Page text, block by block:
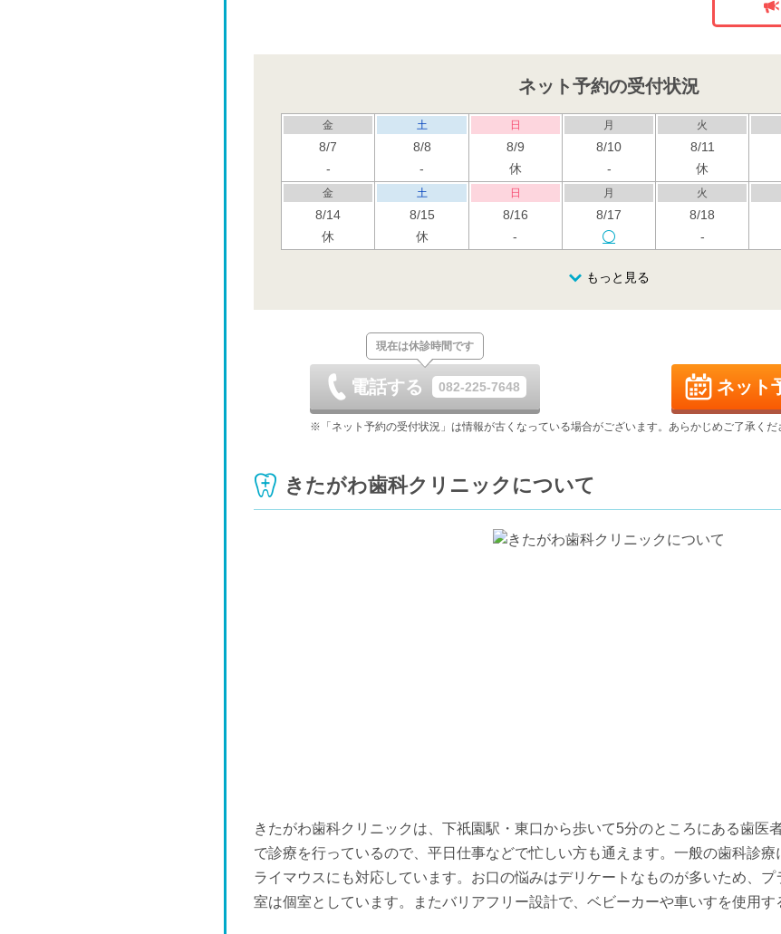
ネット予約の受付状況
金
8/7
-
土
8/8
-
日
8/9
休
月
8/10
-
火
8/11
休
金
8/14
休
土
8/15
休
日
8/16
-
月
8/17
火
8/18
-
8/24
8/29
-
金
9/4
土
9/5
日
9/6
火
9/8
9/11
-
9/12
-
9/13
休
-
-
日 月 火
もっと見る
現在は休診時間です
電話する 082-225-7648 ネット
※「ネット予約の受付状況」は情報が古くなっている場合がございます。あらかじめご了承くだ
きたがわ歯科クリニックについて
きたがわ歯科クリニックは、下祇園駅・東口から歩いて5分のところにある歯医
で診療を行っているので、平日仕事などで忙しい方も通えます。一般の歯科診
ライマウスにも対応しています。お口の悩みはデリケートなものが多いため、
室は個室としています。またバリアフリー設計で、ベビーカーや車いすを使用す